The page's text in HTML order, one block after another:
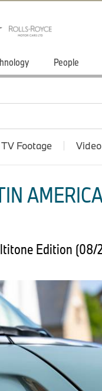
People
TV Footage Video
Edition (08/